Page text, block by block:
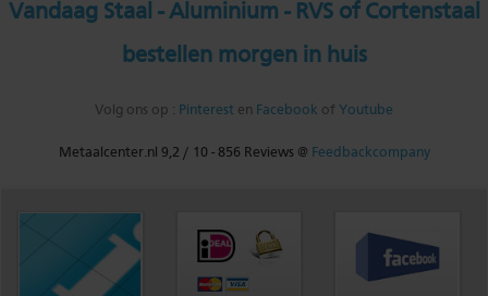
Vandaag Staal - Aluminium - RVS of Cortenstaal
bestellen morgen in huis
Volg ons op : Pinterest en Facebook of Youtube
Metaalcenter.nl 9,2 / 10 -856 Reviews @ Feedbackcompany